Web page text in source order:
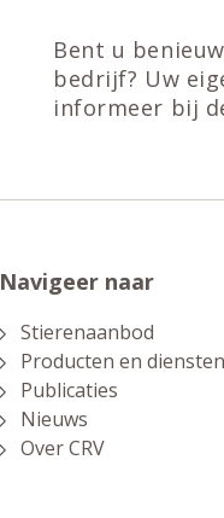
Bent u
bedrijf? Uw
informeer bij
Navigeer naar
Stierenaanbod
Producten en diensten
Publicaties
Nieuws
Over CRV